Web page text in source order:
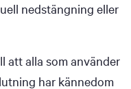
nedstängning eller
att alla som använder
har kännedom